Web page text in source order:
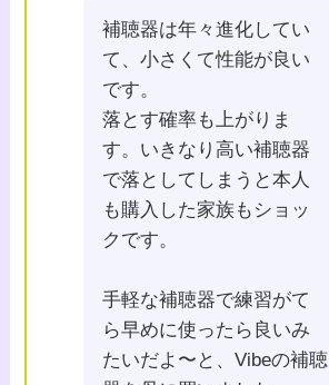
補聴器は年々進化してい
て、小さくて性能が良い
です。
落とす確率も上がりま
す。いきなり高い補聴器
で落としてしまうと本人
も購入した家族もショッ
クです。
手軽な補聴器で練習がて
ら早めに使ったら良いみ
たいだよ〜と、Vibeの補聴